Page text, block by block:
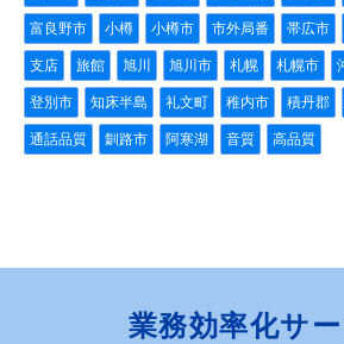
富良野市 小樽 小樽市 市外局番 帯広市
支店 旅館 旭川 旭川市 札幌 札幌市
登別市 知床半島 礼文町 稚内市 積丹郡
通話品質 釧路市 阿寒湖 音質 高品質
業務効率化サ